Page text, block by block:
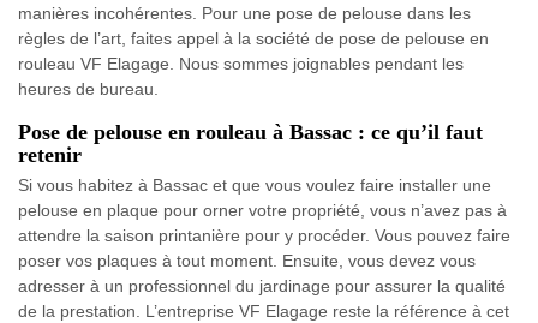
manières incohérentes. Pour une pose de pelouse dans les
règles de l’art, faites appel à la société de pose de pelouse en
rouleau VF Elagage. Nous sommes joignables pendant les
heures de bureau.
Pose de pelouse en rouleau à Bassac : ce qu’il faut
retenir
Si vous habitez à Bassac et que vous voulez faire installer une
pelouse en plaque pour orner votre propriété, vous n’avez pas à
attendre la saison printanière pour y procéder. Vous pouvez faire
poser vos plaques à tout moment. Ensuite, vous devez vous
adresser à un professionnel du jardinage pour assurer la qualité
de la prestation. L’entreprise VF Elagage reste la référence à cet